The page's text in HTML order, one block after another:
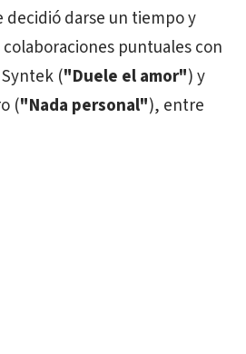
darse un tiempo y
puntuales con
("Duele el amor") y
("Nada personal"), entre